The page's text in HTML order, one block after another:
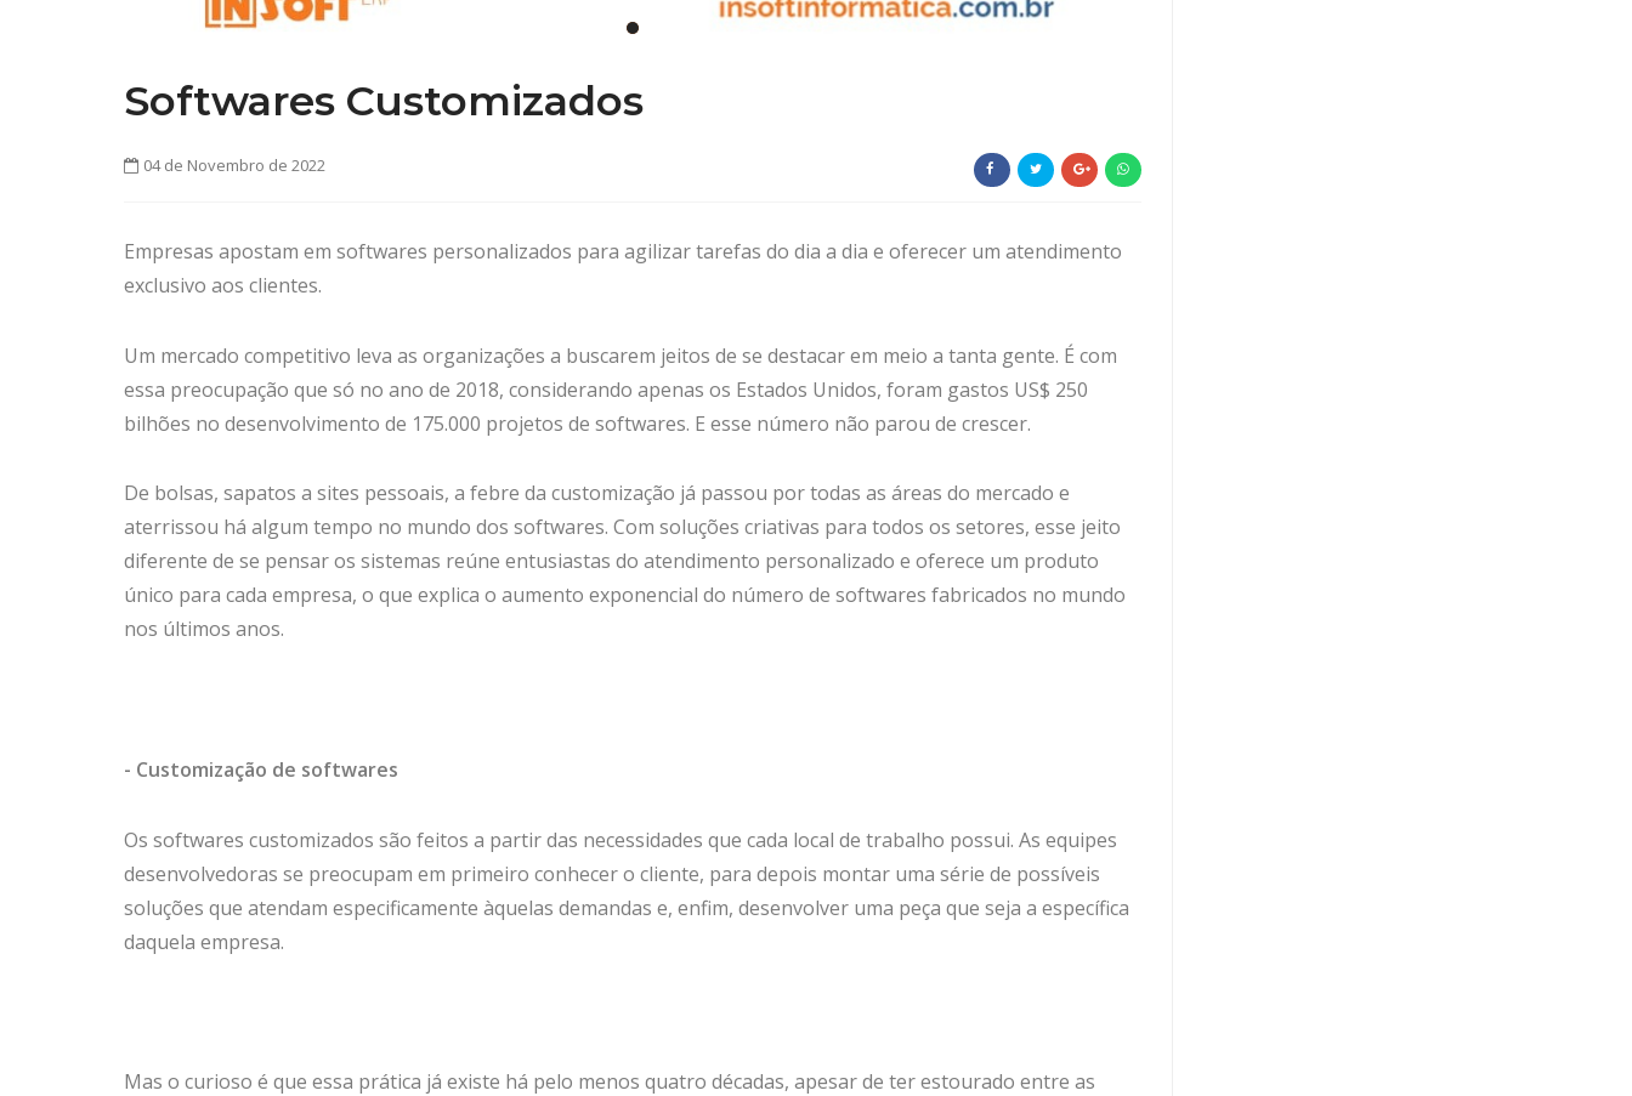
Softwares Customizados
04 de Novembro de 2022
Empresas apostam em softwares personalizados para agilizar tarefas do dia a dia e oferecer um atendimento
exclusivo aos clientes.
Um mercado competitivo leva as organizações a buscarem jeitos de se destacar em meio a tanta gente. É com
essa preocupação que só no ano de 2018, considerando apenas os Estados Unidos, foram gastos US$ 250
bilhões no desenvolvimento de 175.000 projetos de softwares. E esse número não parou de crescer.
De bolsas, sapatos a sites pessoais, a febre da customização já passou por todas as áreas do mercado e
aterrissou há algum tempo no mundo dos softwares. Com soluções criativas para todos os setores, esse jeito
diferente de se pensar os sistemas reúne entusiastas do atendimento personalizado e oferece um produto
único para cada empresa, o que explica o aumento exponencial do número de softwares fabricados no mundo
nos últimos anos.
- Customização de softwares
Os softwares customizados são feitos a partir das necessidades que cada local de trabalho possui. As equipes
desenvolvedoras se preocupam em primeiro conhecer o cliente, para depois montar uma série de possíveis
soluções que atendam especificamente àquelas demandas e, enfim, desenvolver uma peça que seja a específica
daquela empresa.
Mas o curioso é que essa prática já existe há pelo menos quatro décadas, apesar de ter estourado entre as